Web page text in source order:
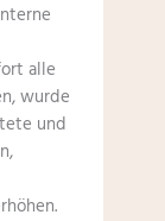
alle
wurde
und